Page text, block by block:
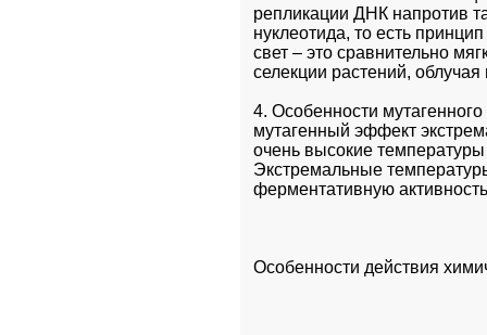
репликации ДНК напротив
нуклеотида, то есть
свет – это сравнительно
селекции растений, облучая
4. Особенности
мутагенный эффект
очень высокие
Экстремальные
ферментативную
Особенности действия